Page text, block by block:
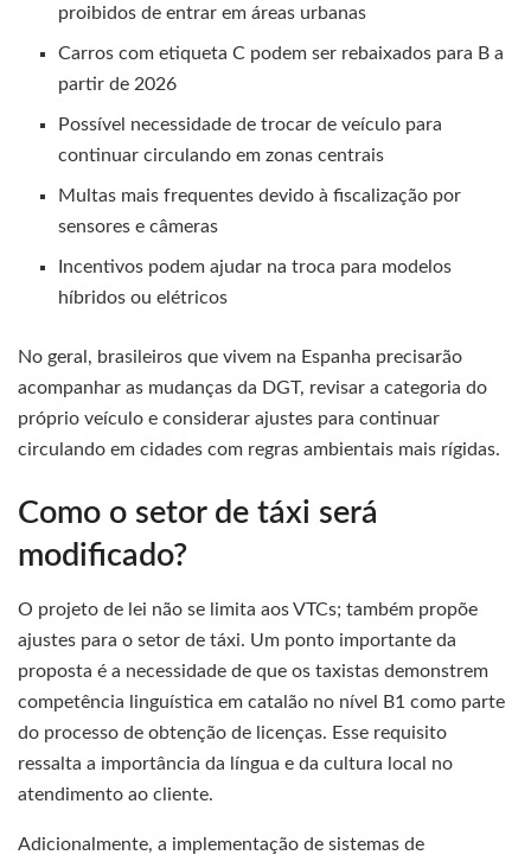
proibidos de entrar em áreas urbanas
Carros com etiqueta C podem ser rebaixados para B a
partir de 2026
Possível necessidade de trocar de veículo para
continuar circulando em zonas centrais
Multas mais frequentes devido à fiscalização por
sensores e câmeras
Incentivos podem ajudar na troca para modelos
híbridos ou elétricos
No geral, brasileiros que vivem na Espanha precisarão
acompanhar as mudanças da DGT, revisar a categoria do
próprio veículo e considerar ajustes para continuar
circulando em cidades com regras ambientais mais rígidas.
Como o setor de táxi será
modificado?
O projeto de lei não se limita aos VTCs; também propõe
ajustes para o setor de táxi. Um ponto importante da
proposta é a necessidade de que os taxistas demonstrem
competência linguística em catalão no nível B1 como parte
do processo de obtenção de licenças. Esse requisito
ressalta a importância da língua e da cultura local no
atendimento ao cliente.
Adicionalmente, a implementação de sistemas de